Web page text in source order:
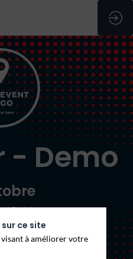
- Demo
16:00
ce site
à améliorer votre